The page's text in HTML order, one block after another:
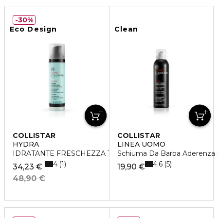
Eco Design
COLLISTAR
HYDRA
IDRATANTE FRESCHEZZA TOTALE
34,23 €
48,90 €
4 1
30%
Clean
COLLISTAR
LINEA UOMO
Schiuma Da Barba
19,90 € 4.6 5